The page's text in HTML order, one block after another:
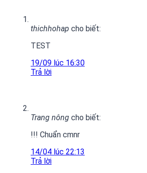
thichhohap cho biết:
TEST
19/09 lúc 16:30
Trả lời
Trang nông cho biết:
!!! Chuẩn cmnr
14/04 lúc 22:13
Trả lời